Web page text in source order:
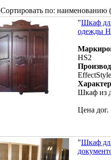
Сортировать по: наименованию (
"Шкаф
одежды
HS2
EffectStyle
Шкаф из
Цена дог.
"Шкаф